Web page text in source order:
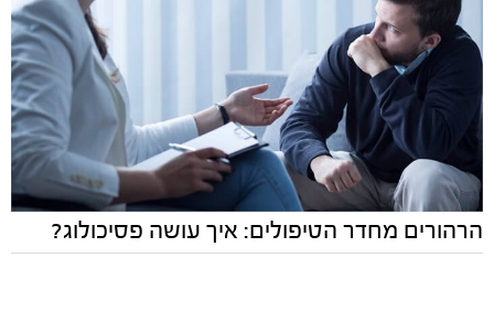
הרהורים מחדר הטיפולים: איך עושה פסיכולוג?